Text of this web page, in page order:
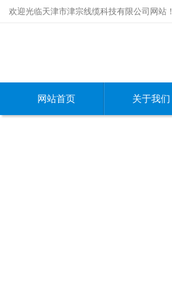
欢迎光临天津市津宗线缆科技有限公司网站！
网站首页 关于我们